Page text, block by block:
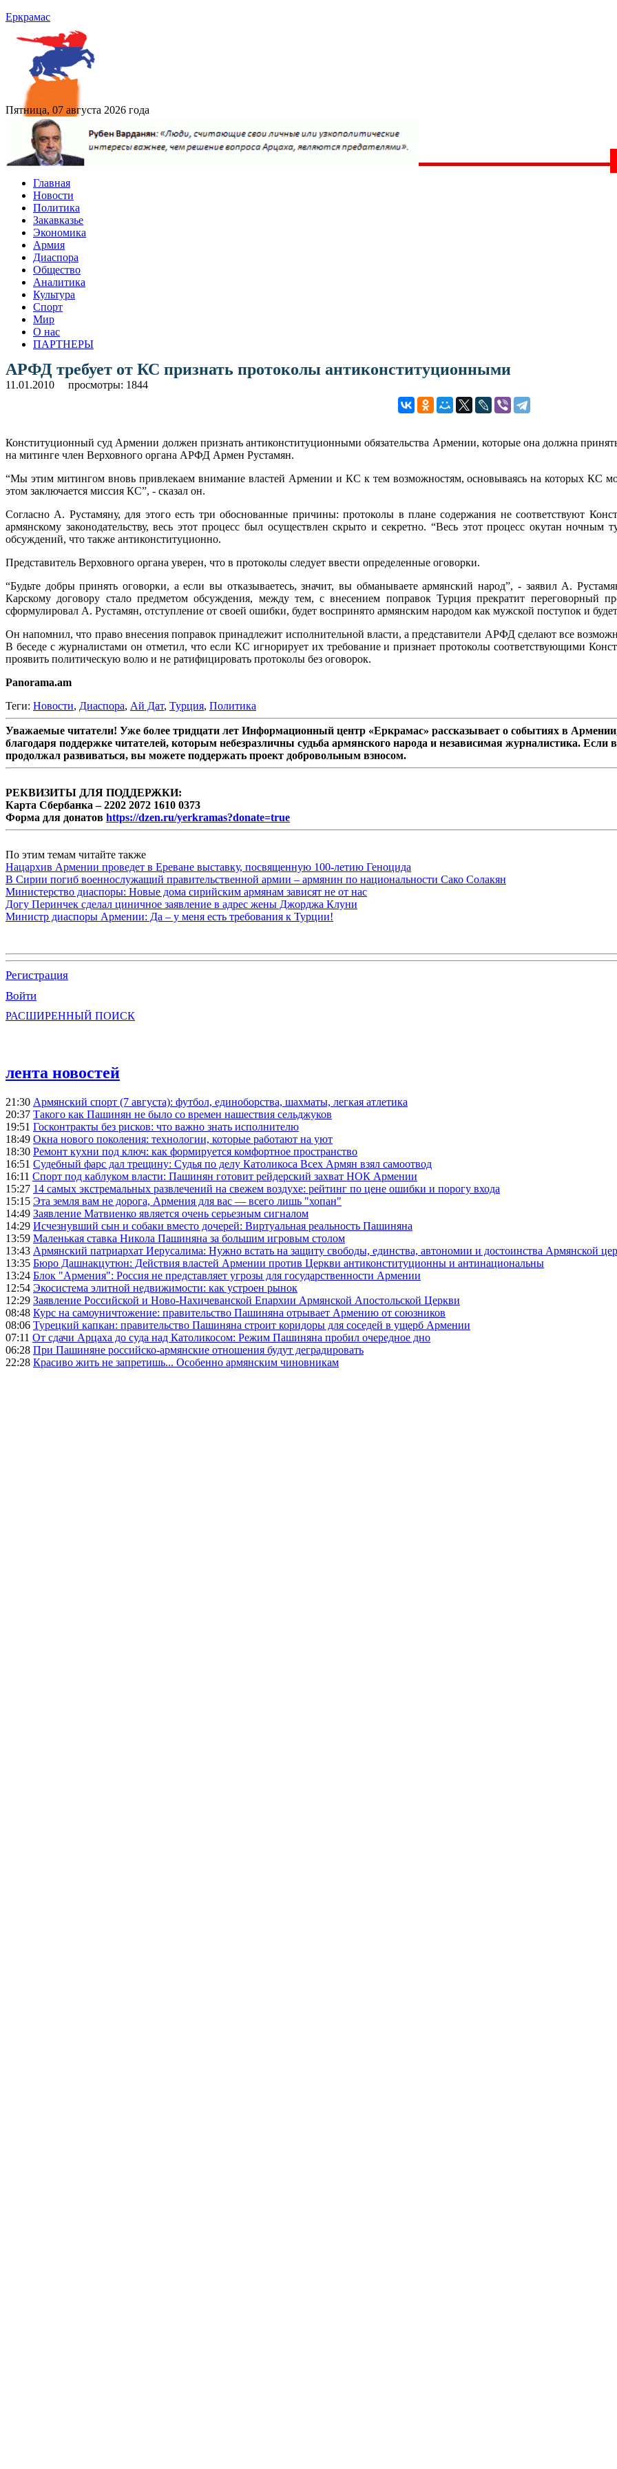
Еркрамас
Пятница, 07 августа 2026 года
Главная
Новости
Политика
Закавказье
Экономика
Армия
Диаспора
Общество
Аналитика
Культура
Спорт
Мир
О нас
ПАРТНЕРЫ
АРФД требует от КС признать протоколы антиконституционными
11.01.2010 просмотры: 1844
Конституционный суд Армении должен признать антиконституционными обязательства Армении, которые она должна
на митинге член Верховного органа АРФД Армен Рустамян.
“Мы этим митингом вновь привлекаем внимание властей Армении и КС к тем возможностям, основываясь на которых КС
этом заключается миссия КС”, - сказал он.
Согласно А. Рустамяну, для этого есть три обоснованные причины: протоколы в плане содержания не соответствуют
армянскому законодательству, весь этот процесс был осуществлен скрыто и секретно. “Весь этот процесс окутан
обсуждений, что также антиконституционно.
Представитель Верховного органа уверен, что в протоколы следует ввести определенные оговорки.
“Будьте добры принять оговорки, а если вы отказываетесь, значит, вы обманываете армянский народ”, - заявил А.
Карскому договору стало предметом обсуждения, между тем, с внесением поправок Турция прекратит переговорный
сформулировал А. Рустамян, отступление от своей ошибки, будет воспринято армянским народом как мужской поступок и
Он напомнил, что право внесения поправок принадлежит исполнительной власти, а представители АРФД сделают все
В беседе с журналистами он отметил, что если КС игнорирует их требование и признает протоколы соответствующими
проявить политическую волю и не ратифицировать протоколы без оговорок.
Panorama.am
Теги: Новости, Диаспора, Ай Дат, Турция, Политика
Уважаемые читатели! Уже более тридцати лет Информационный центр «Еркрамас» рассказывает о событиях в
благодаря поддержке читателей, которым небезразличны судьба армянского народа и независимая журналистика.
продолжал развиваться, вы можете поддержать проект добровольным взносом.
РЕКВИЗИТЫ ДЛЯ ПОДДЕРЖКИ:
Карта Сбербанка – 2202 2072 1610 0373
Форма для донатов https://dzen.ru/yerkramas?donate=true
По этим темам читайте также
Нацархив Армении проведет в Ереване выставку, посвященную 100-летию Геноцида
В Сирии погиб военнослужащий правительственной армии – армянин по национальности Сако Солакян
Министерство диаспоры: Новые дома сирийским армянам зависят не от нас
Догу Перинчек сделал циничное заявление в адрес жены Джорджа Клуни
Министр диаспоры Армении: Да – у меня есть требования к Турции!
Регистрация
Войти
РАСШИРЕННЫЙ ПОИСК
лента новостей
21:30 Армянский спорт (7 августа): футбол, единоборства, шахматы, легкая атлетика
20:37 Такого как Пашинян не было со времен нашествия сельджуков
19:51 Госконтракты без рисков: что важно знать исполнителю
18:49 Окна нового поколения: технологии, которые работают на уют
18:30 Ремонт кухни под ключ: как формируется комфортное пространство
16:51 Судебный фарс дал трещину: Судья по делу Католикоса Всех Армян взял самоотвод
16:11 Спорт под каблуком власти: Пашинян готовит рейдерский захват НОК Армении
15:27 14 самых экстремальных развлечений на свежем воздухе: рейтинг по цене ошибки и порогу входа
15:15 Эта земля вам не дорога, Армения для вас — всего лишь "хопан"
14:49 Заявление Матвиенко является очень серьезным сигналом
14:29 Исчезнувший сын и собаки вместо дочерей: Виртуальная реальность Пашиняна
13:59 Маленькая ставка Никола Пашиняна за большим игровым столом
13:43 Армянский патриархат Иерусалима: Нужно встать на защиту свободы, единства, автономии и достоинства Армянской
13:35 Бюро Дашнакцутюн: Действия властей Армении против Церкви антиконституционны и антинациональны
13:24 Блок "Армения": Россия не представляет угрозы для государственности Армении
12:54 Экосистема элитной недвижимости: как устроен рынок
12:29 Заявление Российской и Ново-Нахичеванской Епархии Армянской Апостольской Церкви
08:48 Курс на самоуничтожение: правительство Пашиняна отрывает Армению от союзников
08:06 Турецкий капкан: правительство Пашиняна строит коридоры для соседей в ущерб Армении
07:11 От сдачи Арцаха до суда над Католикосом: Режим Пашиняна пробил очередное дно
06:28 При Пашиняне российско-армянские отношения будут деградировать
22:28 Красиво жить не запретишь... Особенно армянским чиновникам